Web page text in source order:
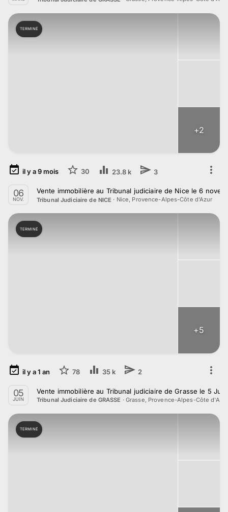
TERMINÉ
+2
il y a9mois 30 23.8 k 3
06
NOV.
Vente immobilière au Tribunal judiciaire de Nice le 6
Tribunal Judiciaire de NICE · Nice, Provence-Alpes-Côte d'Azur
TERMINÉ
+5
il y a1 an 78 35 k 2
05
JUIN
Vente immobilière au Tribunal judiciaire de Grasse le 5
Tribunal Judiciaire de GRASSE · Grasse, Provence-Alpes-Côte
TERMINÉ